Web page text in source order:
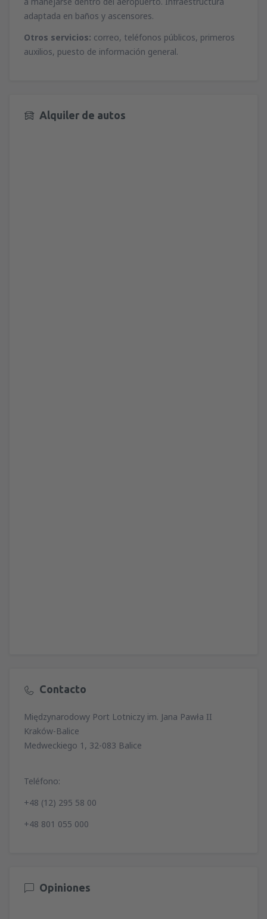
adaptada en baños y ascensores.
Otros servicios: correo, teléfonos públicos, primeros
auxilios, puesto de información general.
Alquiler de autos
Contacto
Międzynarodowy Port Lotniczy im. Jana Pawła II
Kraków-Balice
Medweckiego 1, 32-083 Balice
Teléfono:
+48 (12) 295 58 00
+48 801 055 000
Opiniones